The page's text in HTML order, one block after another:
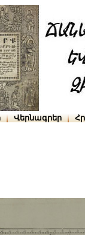
Վերնագրեր